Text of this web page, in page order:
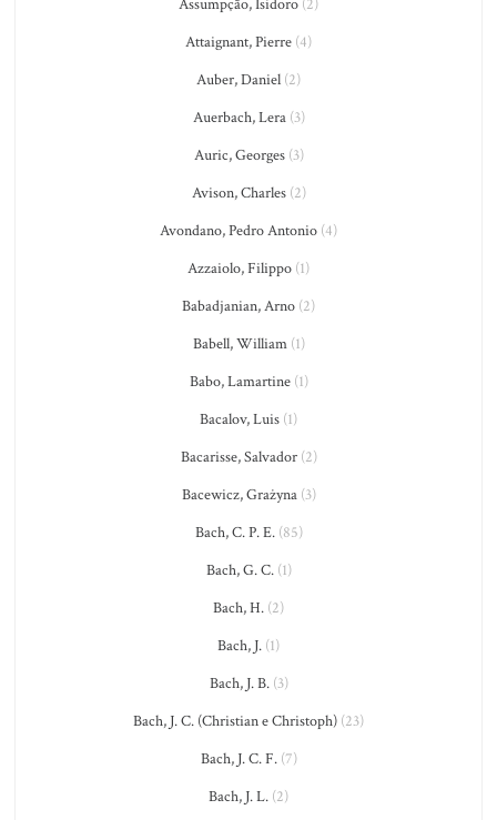
Assumpção, Isidoro (2)
Attaignant, Pierre (4)
Auber, Daniel (2)
Auerbach, Lera(3)
Auric, Georges(3)
Avison, Charles(2)
Avondano, Pedro Antonio (4)
Azzaiolo, Filippo (1)
Babadjanian, Arno (2)
Babell, William(1)
Babo, Lamartine(1)
Bacalov, Luis (1)
Bacarisse, Salvador(2)
Bacewicz, Grażyna(3)
Bach, C. P. E.(85)
Bach, G. C.(1)
Bach, H. (2)
Bach, J. (1)
Bach, J. B.(3)
Bach, J. C. (Christian e Christoph) (23)
Bach, J. C. F.(7)
Bach, J. L. (2)